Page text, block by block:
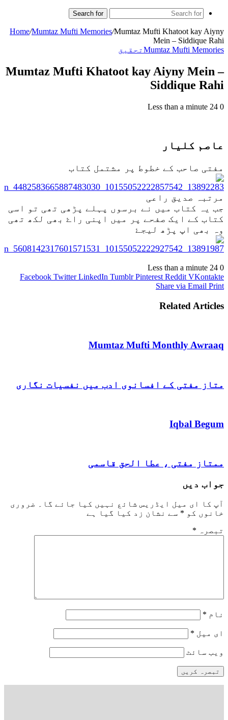
Search for
Home/Mumtaz Mufti Memories/Mumtaz Mufti Khatoot kay Aiyny
Mein – Siddique Rahi
Mumtaz Mufti Memoriesتحقیق
Mumtaz Mufti Khatoot kay Aiyny Mein –
Siddique Rahi
0
Less than a minute
عاصم کلیار
مفتی صاحب کے خطوط پر مشتمل کتاب
مرتبہ صدیق راعی
جب یہ کتاب میں نے برسوں پہلے پڑھی تھی تو اسی
کتاب کے ایک صفحے پر میں اپنی راۓ بھی لکھ تھی
وہ بھی اپ پڑھ لیجۓ
0
Less than a minute
Facebook Twitter LinkedIn Tumblr Pinterest Reddit VKontakte
Share via Email Print
Related Articles
Mumtaz Mufti Monthly Awraaq
متاز مفتی کے افسانوی ادب میں نفسیات نگاری
Iqbal Begum
ممتاز مفتی ، عطا الحق قاسمی
جواب دیں
آپ کا ای میل ایڈریس شائع نہیں کیا جائے گا۔
ضروری
خانوں کو * سے نشان زد کیا گیا ہے
تبصرہ *
نام *
ای میل *
ویب‌ سائٹ